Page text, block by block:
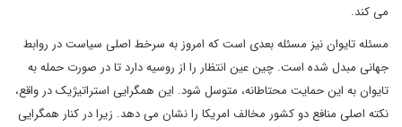
می کند.
مسئله تایوان نیز مسئله بعدی است که امروز به سرخط اصلی سیاست در روابط
جهانی مبدل شده است. چین عین انتظار را از روسیه دارد تا در صورت حمله به
تایوان به این حمایت محتاطانه، متوسل شود. این همگرایی استراتیژیک در واقع،
نکته اصلی منافع دو کشور مخالف امریکا را نشان می دهد. زیرا در کنار همگرایی